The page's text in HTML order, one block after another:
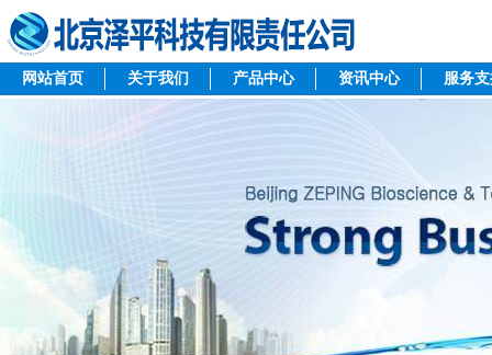
网站首页 关于我们 产品中心 资讯中心 服务